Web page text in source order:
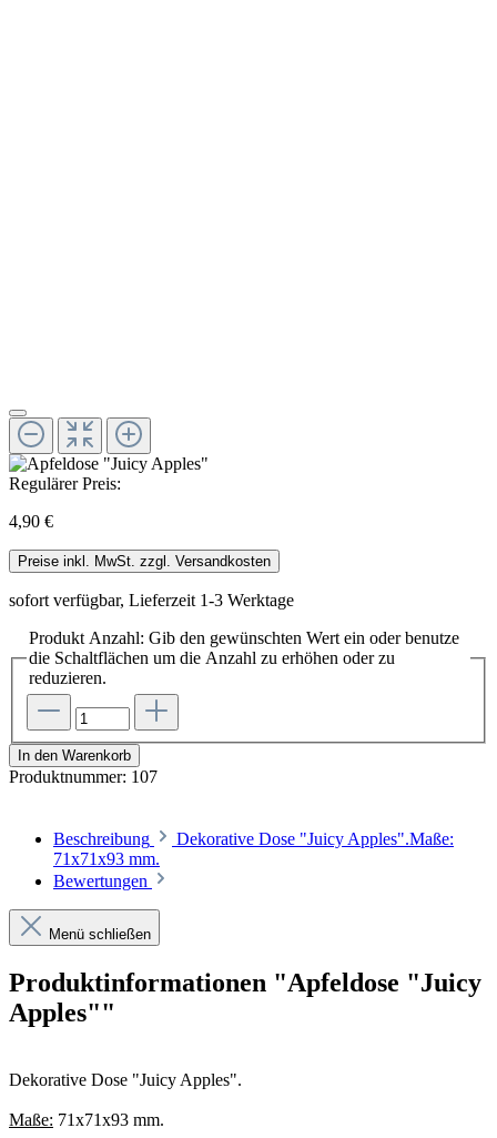
Regulärer Preis:
4,90 €
Preise inkl. MwSt. zzgl. Versandkosten
sofort verfügbar, Lieferzeit 1-3 Werktage
Produkt Anzahl: Gib den gewünschten Wert ein oder benutze
die Schaltflächen um die Anzahl zu erhöhen oder zu
reduzieren.
In den Warenkorb
Produktnummer: 107
Beschreibung
Dekorative Dose "Juicy Apples".Maße:
71x71x93 mm.
Bewertungen
Menü schließen
Produktinformationen "Apfeldose "Juicy
Apples""
Dekorative Dose "Juicy Apples".
Maße: 71x71x93 mm.